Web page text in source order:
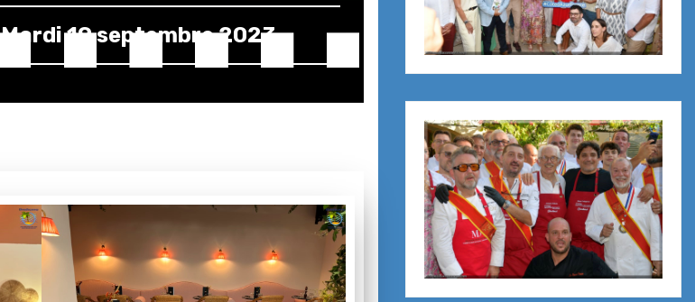
Mardi 19 septembre 2023